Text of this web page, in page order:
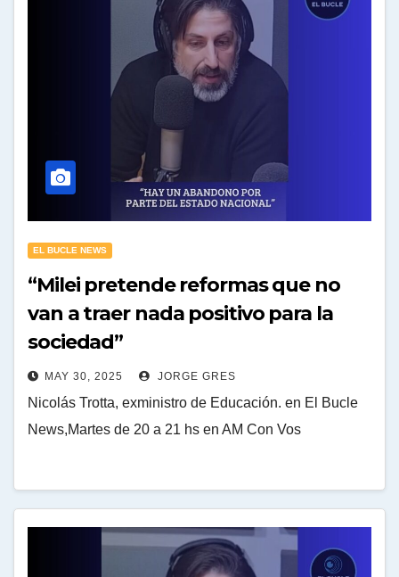
EL BUCLE NEWS
“Milei pretende reformas que no
van a traer nada positivo para la
sociedad”
MAY 30, 2025 JORGE GRES
Nicolás Trotta, exministro de Educación. en El Bucle
News,Martes de 20 a 21 hs en AM Con Vos